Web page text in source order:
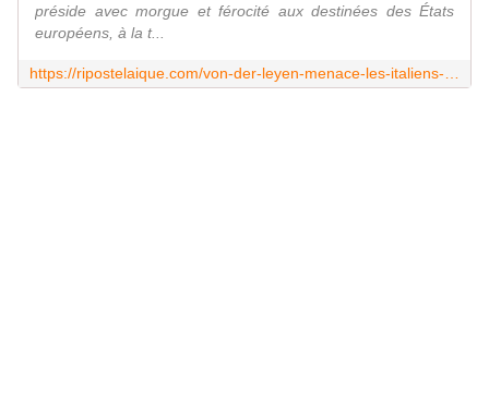
préside avec morgue et férocité aux destinées des États
européens, à la t...